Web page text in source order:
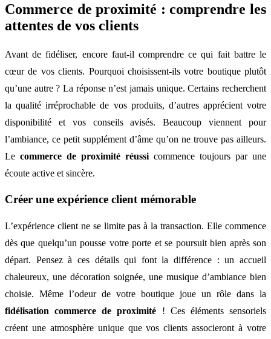
Commerce de proximité : comprendre les
attentes de vos clients
Avant de fidéliser, encore faut-il comprendre ce qui fait battre le
cœur de vos clients. Pourquoi choisissent-ils votre boutique plutôt
qu’une autre ? La réponse n’est jamais unique. Certains recherchent
la qualité irréprochable de vos produits, d’autres apprécient votre
disponibilité et vos conseils avisés. Beaucoup viennent pour
l’ambiance, ce petit supplément d’âme qu’on ne trouve pas ailleurs.
Le commerce de proximité réussi commence toujours par une
écoute active et sincère.
Créer une expérience client mémorable
L’expérience client ne se limite pas à la transaction. Elle commence
dès que quelqu’un pousse votre porte et se poursuit bien après son
départ. Pensez à ces détails qui font la différence : un accueil
chaleureux, une décoration soignée, une musique d’ambiance bien
choisie. Même l’odeur de votre boutique joue un rôle dans la
fidélisation commerce de proximité ! Ces éléments sensoriels
créent une atmosphère unique que vos clients associeront à votre